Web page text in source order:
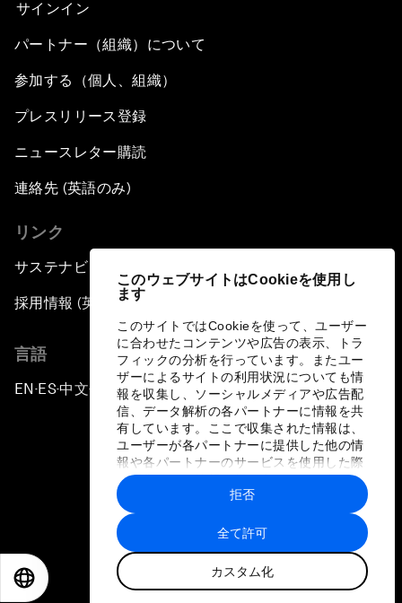
このウェブサイトはCookieを使用し
ます
このサイトではCookieを使って、ユーザー
に合わせたコンテンツや広告の表示、トラ
フィックの分析を行っています。またユー
ザーによるサイトの利用状況についても情
報を収集し、ソーシャルメディアや広告配
信、データ解析の各パートナーに情報を共
有しています。ここで収集された情報は、
ユーザーが各パートナーに提供した他の情
報や各パートナーのサービスを使用した際
に収集された情報と組み合わされ、各パー
トナーによって使用されることがありま
す。
全て許可
カスタム化
拒否
サインイン
パートナー（組織）について
参加する（個人、組織）
プレスリリース登録
ニュースレター購読
連絡先 (英語のみ)
リンク
サステナビリティへの取り組み
採用情報 (英語のみ)
言語
EN ▪ES▪中文▪ 日本語
プライバシーポリシーと利用規約
サイトマップ
©
世界経済フォーラム